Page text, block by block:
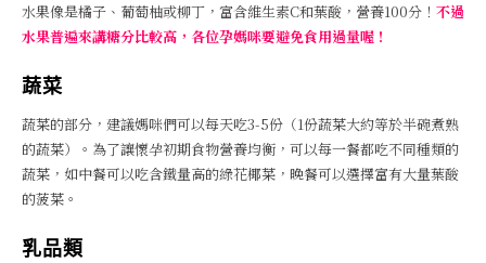
水果像是橘子、葡萄柚或柳丁，富含維生素C和葉酸，營養100分！ 不過
水果普遍來講糖分比較高，各位孕媽咪要避免食用過量喔！
蔬菜
蔬菜的部分，建議媽咪們可以每天吃3-5份（1份蔬菜大約等於半碗煮熟
的蔬菜）。為了讓懷孕初期食物營養均衡，可以每一餐都吃不同種類的
蔬菜，如中餐可以吃含鐵量高的綠花椰菜，晚餐可以選擇富有大量葉酸
的菠菜。
乳品類